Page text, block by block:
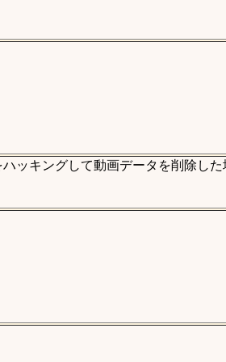
ッキングして動画データを削除した